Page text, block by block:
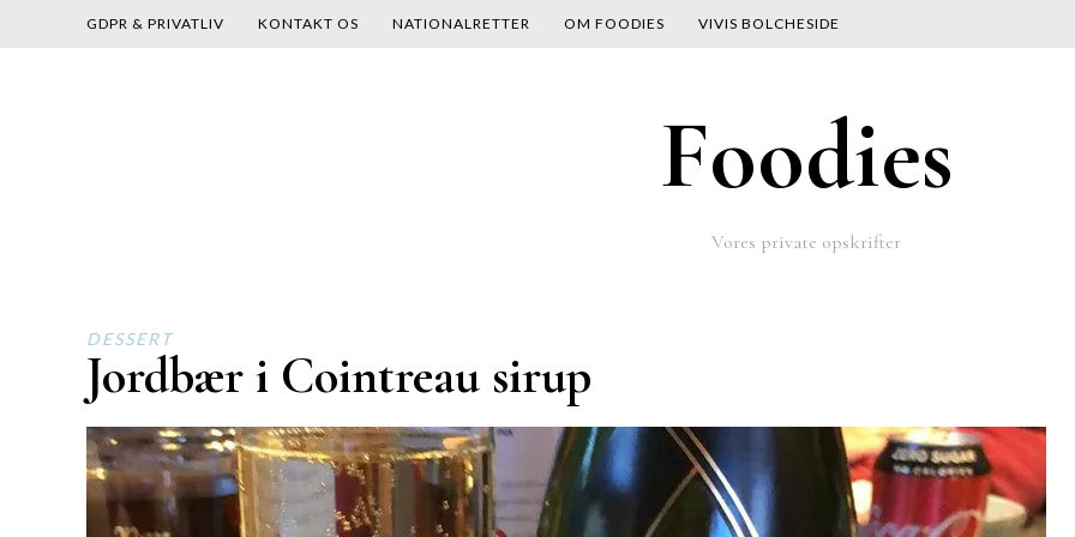
GDPR & PRIVATLIV KONTAKT OS NATIONALRETTER OM FOODIES VIVIS BOLCHESIDE
Foodies
Vores private opskrifter
DESSERT
Jordbær i Cointreau sirup